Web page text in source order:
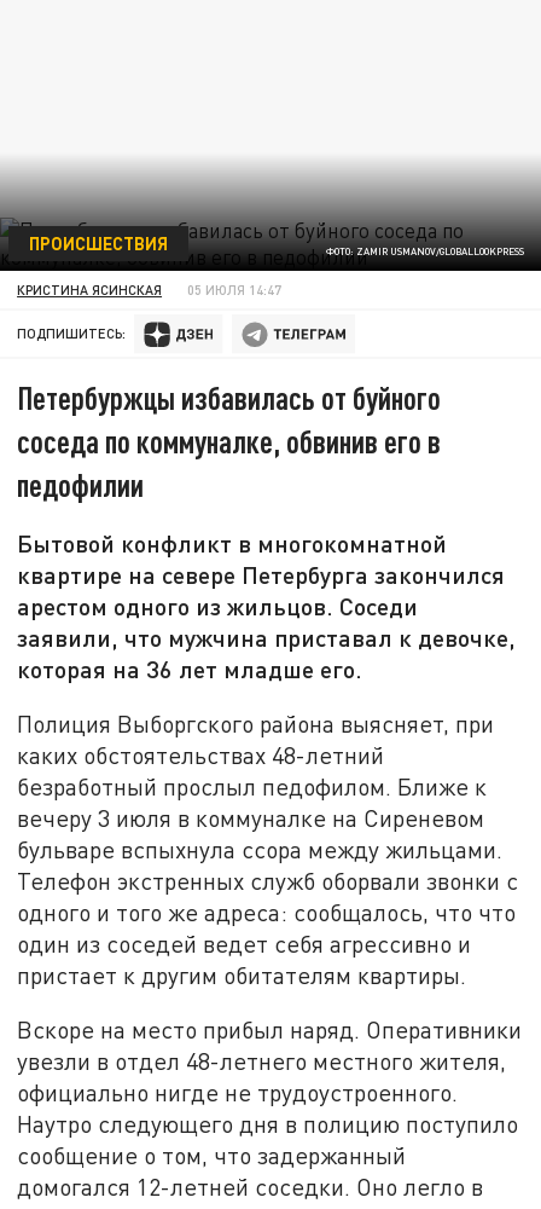
ФОТО: ZAMIR USMANOV/GLOBALLOOKPRESS
ПРОИСШЕСТВИЯ
КРИСТИНА ЯСИНСКАЯ 05 ИЮЛЯ 14:47
ПОДПИШИТЕСЬ:
Петербуржцы избавилась от буйного
соседа по коммуналке, обвинив его в
педофилии
Бытовой конфликт в многокомнатной
квартире на севере Петербурга закончился
арестом одного из жильцов. Соседи
заявили, что мужчина приставал к девочке,
которая на 36 лет младше его.
Полиция Выборгского района выясняет, при
каких обстоятельствах 48-летний
безработный прослыл педофилом. Ближе к
вечеру 3 июля в коммуналке на Сиреневом
бульваре вспыхнула ссора между жильцами.
Телефон экстренных служб оборвали звонки с
одного и того же адреса: сообщалось, что что
один из соседей ведет себя агрессивно и
пристает к другим обитателям квартиры.
Вскоре на место прибыл наряд. Оперативники
увезли в отдел 48-летнего местного жителя,
официально нигде не трудоустроенного.
Наутро следующего дня в полицию поступило
сообщение о том, что задержанный
домогался 12-летней соседки. Оно легло в